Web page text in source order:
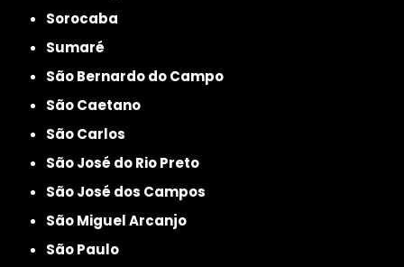
Sorocaba
Sumaré
São Bernardo do Campo
São Caetano
São Carlos
São José do Rio Preto
São José dos Campos
São Miguel Arcanjo
São Paulo